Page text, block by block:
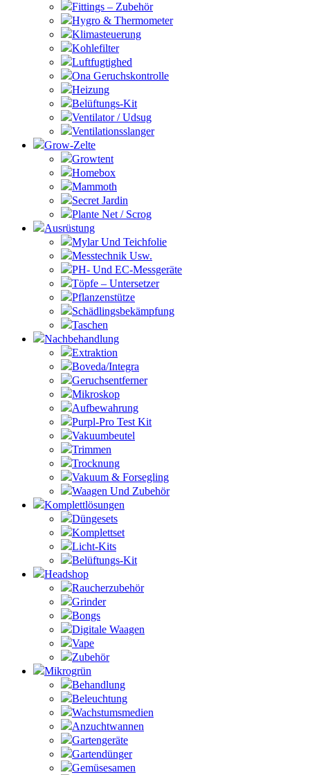
Fittings – Zubehör
Hygro & Thermometer
Klimasteuerung
Kohlefilter
Luftfugtighed
Ona Geruchskontrolle
Heizung
Belüftungs-Kit
Ventilator / Udsug
Ventilationsslanger
Grow-Zelte
Growtent
Homebox
Mammoth
Secret Jardin
Plante Net / Scrog
Ausrüstung
Mylar Und Teichfolie
Messtechnik Usw.
PH- Und EC-Messgeräte
Töpfe – Untersetzer
Pflanzenstütze
Schädlingsbekämpfung
Taschen
Nachbehandlung
Extraktion
Boveda/Integra
Geruchsentferner
Mikroskop
Aufbewahrung
Purpl-Pro Test Kit
Vakuumbeutel
Trimmen
Trocknung
Vakuum & Forsegling
Waagen Und Zubehör
Komplettlösungen
Düngesets
Komplettset
Licht-Kits
Belüftungs-Kit
Headshop
Raucherzubehör
Grinder
Bongs
Digitale Waagen
Vape
Zubehör
Mikrogrün
Behandlung
Beleuchtung
Wachstumsmedien
Anzuchtwannen
Gartengeräte
Gartendünger
Gemüsesamen